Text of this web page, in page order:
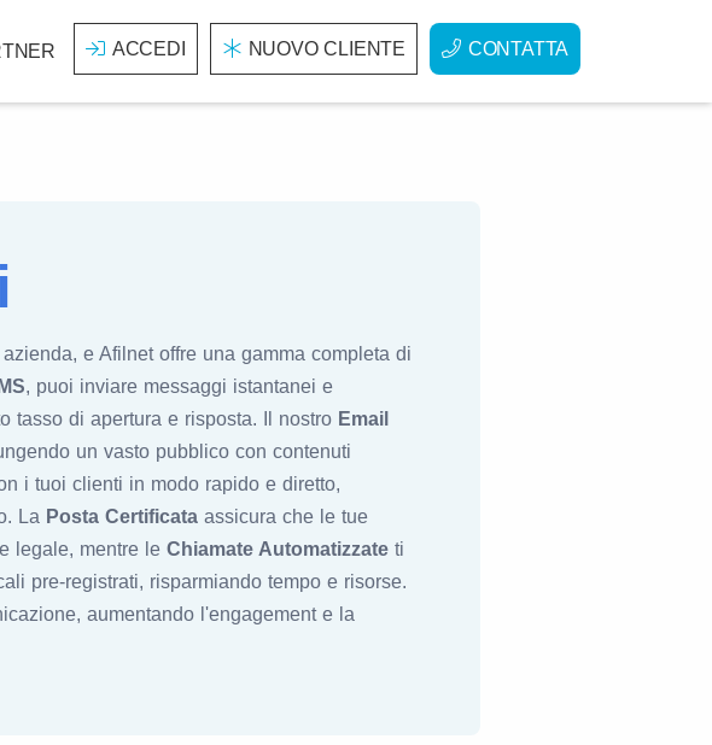
ACCEDI NUOVO CLIENTE CONTATTA
e Afilnet offre una gamma completa di
, puoi inviare messaggi istantanei e
tasso di apertura e risposta. Il nostro Email
un vasto pubblico con contenuti
i tuoi clienti in modo rapido e diretto,
La Posta Certificata assicura che le tue
legale, mentre le Chiamate Automatizzate ti
pre-registrati, risparmiando tempo e risorse.
aumentando l'engagement e la